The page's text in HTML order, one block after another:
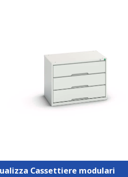
Cassettiere modulari